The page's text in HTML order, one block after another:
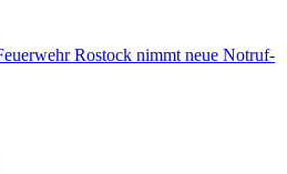
Rostock nimmt neue Notruf-